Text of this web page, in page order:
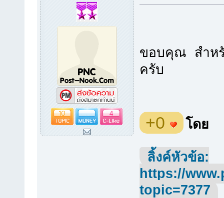
10 4
ขอบคุณ สำห
ครับ
+0 โดย
ลิ้งค์หัวข้อ:
https://
topic=7377